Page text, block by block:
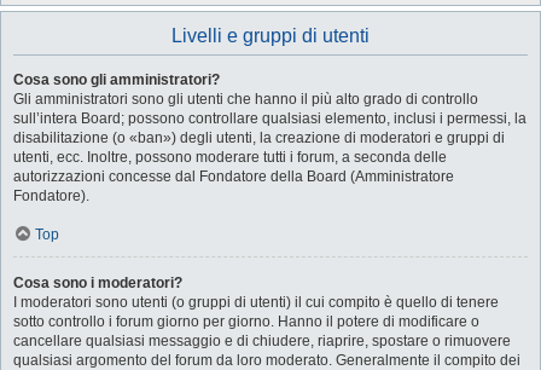
Livelli e gruppi di utenti
Cosa sono gli amministratori?
Gli amministratori sono gli utenti che hanno il più alto grado di controllo
sull’intera Board; possono controllare qualsiasi elemento, inclusi i permessi, la
disabilitazione (o «ban») degli utenti, la creazione di moderatori e gruppi di
utenti, ecc. Inoltre, possono moderare tutti i forum, a seconda delle
autorizzazioni concesse dal Fondatore della Board (Amministratore
Fondatore).
Top
Cosa sono i moderatori?
I moderatori sono utenti (o gruppi di utenti) il cui compito è quello di tenere
sotto controllo i forum giorno per giorno. Hanno il potere di modificare o
cancellare qualsiasi messaggio e di chiudere, riaprire, spostare o rimuovere
qualsiasi argomento del forum da loro moderato. Generalmente il compito dei